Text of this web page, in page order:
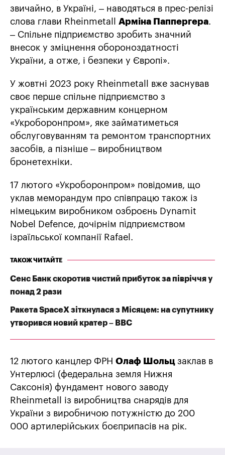
звичайно, в Україні, – наводяться в прес-релізі
слова глави Rheinmetall Арміна Паппергера.
– Спільне підприємство зробить значний
внесок у зміцнення обороноздатності
України, а отже, і безпеки у Європі».
У жовтні 2023 року Rheinmetall вже заснував
своє перше спільне підприємство з
українським державним концерном
«Укроборонпром», яке займатиметься
обслуговуванням та ремонтом транспортних
засобів, а пізніше – виробництвом
бронетехніки.
17 лютого «Укроборонпром» повідомив, що
уклав меморандум про співпрацю також із
німецьким виробником озброєнь Dynamit
Nobel Defence, дочірнім підприємством
ізраїльської компанії Rafael.
ТАКОЖ ЧИТАЙТЕ
Сенс Банк скоротив чистий прибуток за півріччя у
понад 2 рази
Ракета SpaceX зіткнулася з Місяцем: на супутнику
утворився новий кратер – BBC
12 лютого канцлер ФРН Олаф Шольцзаклав в
Унтерлюсі (федеральна земля Нижня
Саксонія) фундамент нового заводу
Rheinmetall із виробництва снарядів для
України з виробничою потужністю до 200
000 артилерійських боєприпасів на рік.